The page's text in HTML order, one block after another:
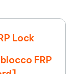
Lock
FRP